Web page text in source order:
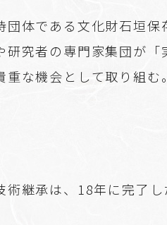
体である文化財石垣保
究者の専門家集団が「
な機会として取り組む。
継承は、18年に完了し